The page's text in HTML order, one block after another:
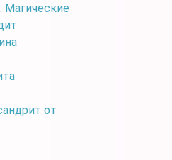
Магические
от